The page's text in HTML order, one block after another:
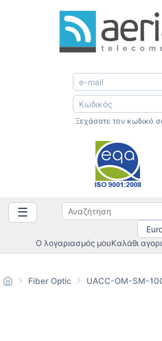
Ξεχάσατε τον κωδικό
☰
Ο λογαριασμός μουΚαλάθι
Fiber Optic UACC-OM-SM-